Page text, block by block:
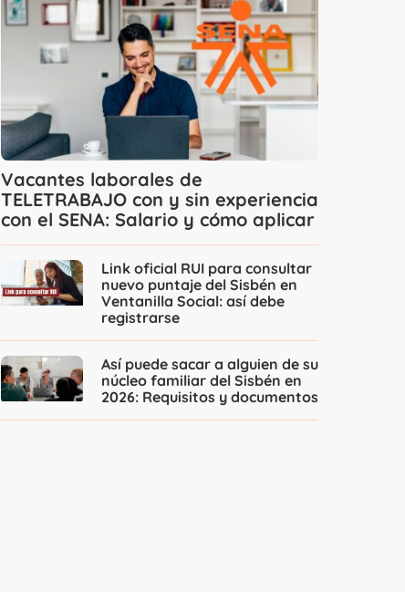
Vacantes laborales de
TELETRABAJO con y sin experiencia
con el SENA: Salario y cómo aplicar
Link oficial RUI para consultar
nuevo puntaje del Sisbén en
Ventanilla Social: así debe
registrarse
Así puede sacar a alguien de su
núcleo familiar del Sisbén en
2026: Requisitos y documentos